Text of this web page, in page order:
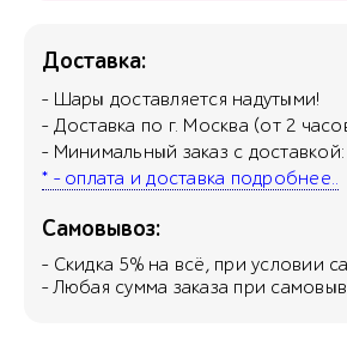
Доставка:
- Шары доставляется надутыми!
- Доставка по г. Москва (от 2
- Минимальный заказ с
* - оплата и доставка подробнее..
Самовывоз:
- Скидка 5% на всё, при условии
- Любая сумма заказа при